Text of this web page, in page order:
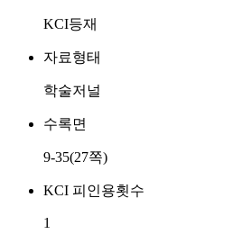
KCI등재
자료형태
학술저널
수록면
9-35(27쪽)
KCI 피인용횟수
1